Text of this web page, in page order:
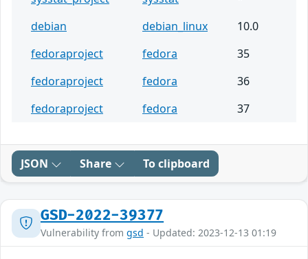
debian
debian_linux
10.0
fedoraproject
fedora
35
fedoraproject
fedora
36
fedoraproject
fedora 37
JSON Share To clipboard
GSD-2022-39377
Vulnerability from gsd - Updated: 2023-12-13 01:19